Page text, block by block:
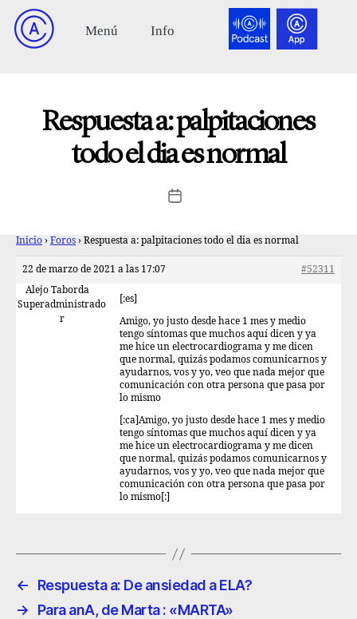
Respuesta a: palpitaciones
todo el dia es normal
Inicio › Foros › Respuesta a: palpitaciones todo el dia es normal
22 de marzo de 2021 a las 17:07
#52311
Alejo Taborda
Superadministrado
r
[:es]
Amigo, yo justo desde hace 1 mes y medio
tengo síntomas que muchos aquí dicen y ya
me hice un electrocardiograma y me dicen
que normal, quizás podamos comunicarnos y
ayudarnos, vos y yo, veo que nada mejor que
comunicación con otra persona que pasa por
lo mismo
[:ca]Amigo, yo justo desde hace 1 mes y medio
tengo síntomas que muchos aquí dicen y ya
me hice un electrocardiograma y me dicen
que normal, quizás podamos comunicarnos y
ayudarnos, vos y yo, veo que nada mejor que
comunicación con otra persona que pasa por
lo mismo[:]
←
Respuesta a: De ansiedad a ELA?
→
Para anA, de Marta : «MARTA»